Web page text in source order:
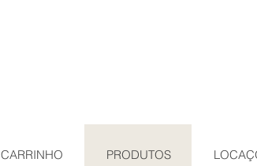
CARRINHO PRODUTOS